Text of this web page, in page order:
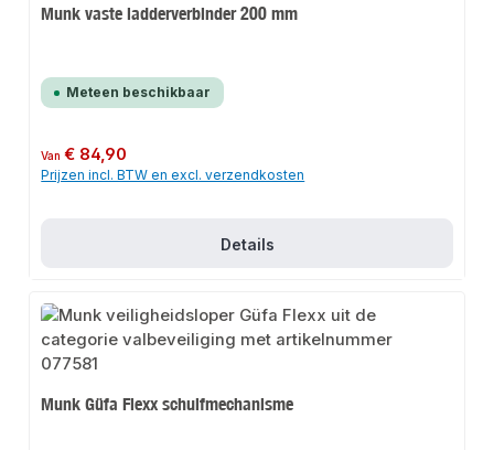
Munk vaste ladderverbinder 200 mm
Meteen beschikbaar
Normale prijs:
Van€ 84,90
Prijzen incl. BTW en excl. verzendkosten
Details
Munk Güfa Flexx schuifmechanisme